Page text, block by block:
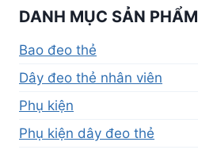
DANH MỤC SẢN PHẨM
Bao đeo thẻ
Dây đeo thẻ nhân viên
Phụ kiện
Phụ kiện dây đeo thẻ